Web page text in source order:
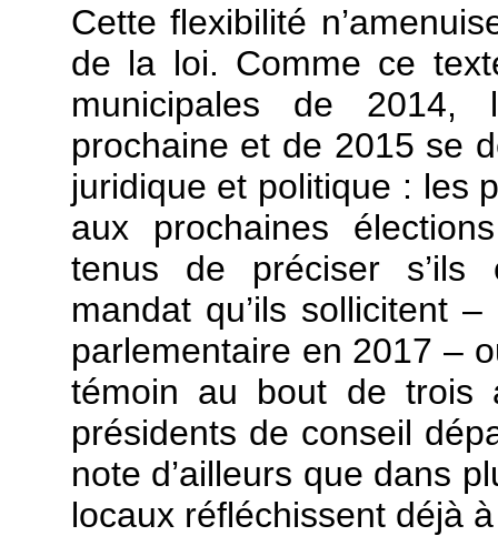
Cette flexibilité
de la loi. Comme ce
municipales de 2014,
prochaine et de 2015 se
juridique et politique : les
aux prochaines
tenus de préciser s’ils
mandat qu’ils sollicitent
parlementaire en 2017 –
témoin au bout de
présidents de conseil
note d’ailleurs que dans
locaux réfléchissent déjà